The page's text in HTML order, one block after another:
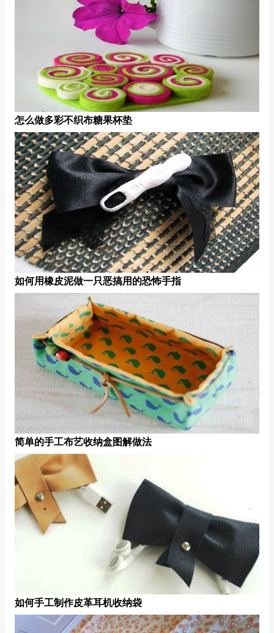
怎么做多彩不织布糖果杯垫
如何用橡皮泥做一只恶搞用的恐怖手指
简单的手工布艺收纳盒图解做法
如何手工制作皮革耳机收纳袋